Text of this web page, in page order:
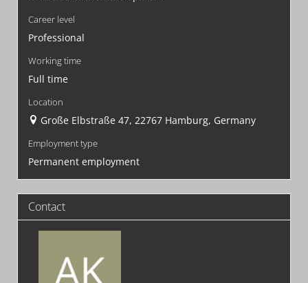
Career level
Professional
Working time
Full time
Location
Große Elbstraße 47, 22767 Hamburg, Germany
Employment type
Permanent employment
Contact